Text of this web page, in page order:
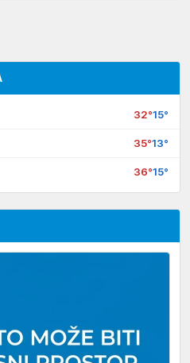
32°15°
35°13°
36°15°